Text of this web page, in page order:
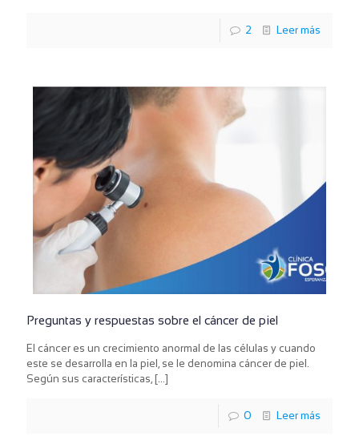
2 Leer más
Preguntas y respuestas sobre el cáncer de piel
El cáncer es un crecimiento anormal de las células y cuando
este se desarrolla en la piel, se le denomina cáncer de piel.
Según sus características, […]
0 Leer más